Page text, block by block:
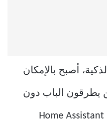
أصبح بالإمكان
يطرقون الباب دون
الحاجة إلى فتحه. باستخدام Home Assistant